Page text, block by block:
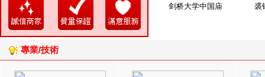
剑桥大学中国庙 裘
專業/技術